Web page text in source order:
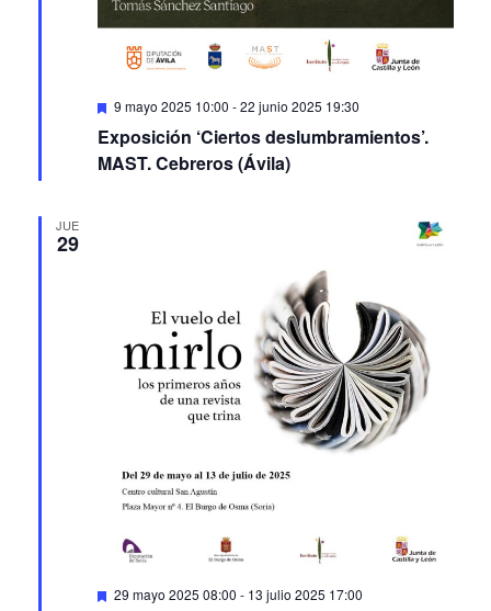
Featured
9 mayo 2025 10:00 -22 junio 2025 19:30
Exposición ‘Ciertos deslumbramientos’.
MAST. Cebreros (Ávila)
JUE
29
Featured
29 mayo 2025 08:00 - 13 julio 2025 17:00